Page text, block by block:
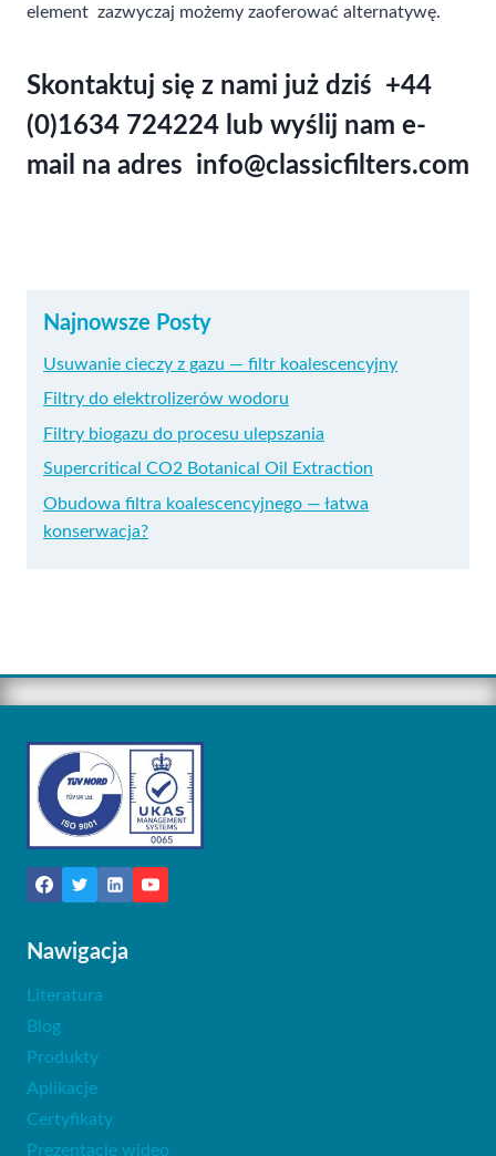
element zazwyczaj możemy zaoferować alternatywę.
Skontaktuj się z nami już dziś +44
(0)1634 724224 lub wyślij nam e-
mail na adres info@classicfilters.com
Najnowsze Posty
Usuwanie cieczy z gazu — filtr koalescencyjny
Filtry do elektrolizerów wodoru
Filtry biogazu do procesu ulepszania
Supercritical CO2 Botanical Oil Extraction
Obudowa filtra koalescencyjnego — łatwa
konserwacja?
Nawigacja
Literatura
Blog
Produkty
Aplikacje
Certyfikaty
Prezentacje wideo